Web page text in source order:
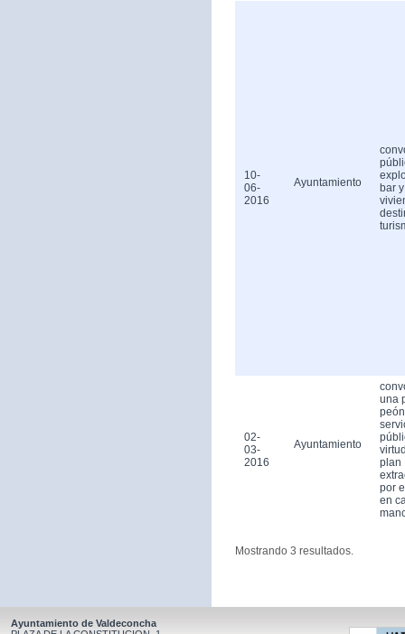
10-
06-
2016
Ayuntamiento
bar
02-
03-
2016
Ayuntamiento
una
peón
plan
por
en
Mostrando 3 resultados.
Ayuntamiento de Valdeconcha